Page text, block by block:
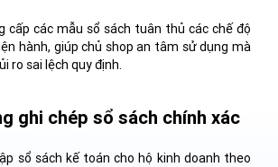
cấp các mẫu sổ sách tuân thủ các chế độ
hành, giúp chủ shop an tâm sử dụng mà
ro sai lệch quy định.
ghi chép sổ sách chính xác
sổ sách kế toán cho hộ kinh doanh theo